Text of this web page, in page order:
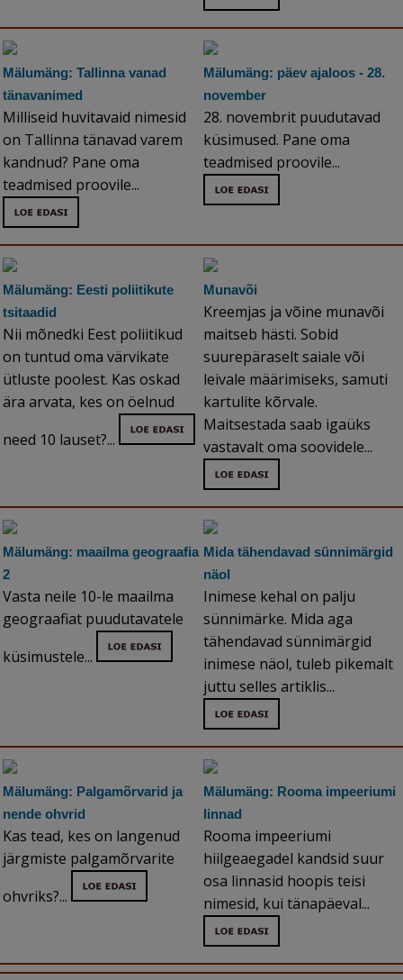
Mälumäng: Tallinna vanad
tänavanimed
Milliseid huvitavaid nimesid
on Tallinna tänavad varem
kandnud? Pane oma
teadmised proovile...
Mälumäng: päev ajaloos - 28.
november
28. novembrit puudutavad
küsimused. Pane oma
teadmised proovile...
Mälumäng: Eesti poliitikute
tsitaadid
Nii mõnedki Eest poliitikud
on tuntud oma värvikate
ütluste poolest. Kas oskad
ära arvata, kes on öelnud
need 10 lauset?...
Munavõi
Kreemjas ja võine munavõi
maitseb hästi. Sobid
suurepäraselt saiale või
leivale määrimiseks, samuti
kartulite kõrvale.
Maitsestada saab igaüks
vastavalt oma soovidele...
Mälumäng: maailma geograafia
2
Vasta neile 10-le maailma
geograafiat puudutavatele
küsimustele...
Mida tähendavad sünnimärgid
näol
Inimese kehal on palju
sünnimärke. Mida aga
tähendavad sünnimärgid
inimese näol, tuleb pikemalt
juttu selles artiklis...
Mälumäng: Palgamõrvarid ja
nende ohvrid
Kas tead, kes on langenud
järgmiste palgamõrvarite
ohvriks?...
Mälumäng: Rooma impeeriumi
linnad
Rooma impeeriumi
hiilgeaegadel kandsid suur
osa linnasid hoopis teisi
nimesid, kui tänapäeval...